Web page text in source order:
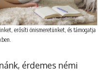
erősíti önismeretünket, és támogatja
érdemes némi